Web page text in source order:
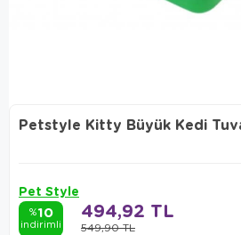
Petstyle Kitty Büyük Kedi
Pet Style
%10
indirimli 549,90 TL
494,92 TL